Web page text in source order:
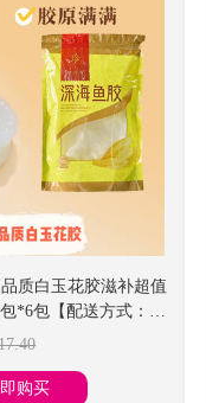
质白玉花胶滋补超值
*6包【配送方式：提
购买